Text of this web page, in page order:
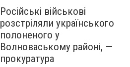
Російські військові
розстріляли українського
полоненого у
Волноваському районі, —
прокуратура